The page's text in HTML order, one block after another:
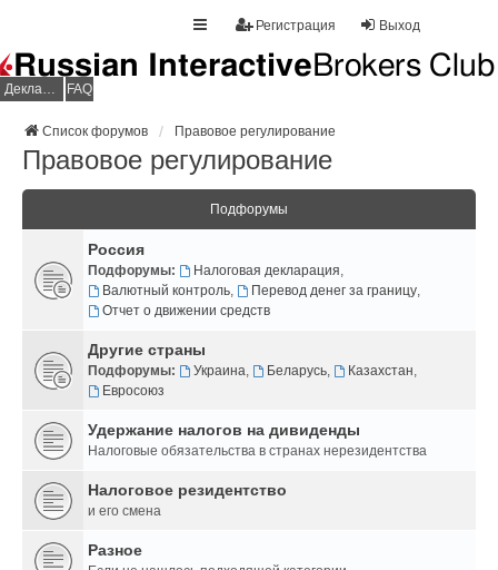
Выход
Регистрация
Декларация НДФЛ FAQ
Список форумов Правовое регулирование
Правовое регулирование
Подфорумы
Россия
Подфорумы: Налоговая декларация,
Валютный контроль, Перевод денег за границу,
Отчет о движении средств
Другие страны
Подфорумы: Украина, Беларусь, Казахстан,
Евросоюз
Удержание налогов на дивиденды
Налоговые обязательства в странах нерезидентства
Налоговое резидентство
и его смена
Разное